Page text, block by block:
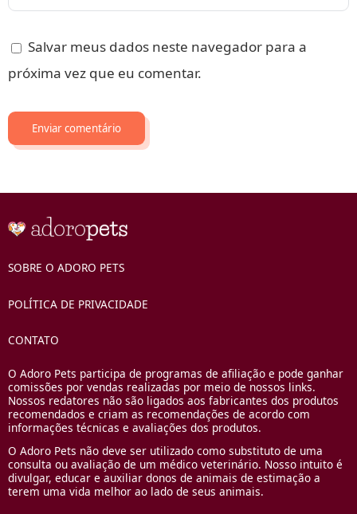
Salvar meus dados neste navegador para a
próxima vez que eu comentar.
SOBRE O ADORO PETS
POLÍTICA DE PRIVACIDADE
CONTATO
O Adoro Pets participa de programas de afiliação e pode ganhar
comissões por vendas realizadas por meio de nossos links.
Nossos redatores não são ligados aos fabricantes dos produtos
recomendados e criam as recomendações de acordo com
informações técnicas e avaliações dos produtos.
O Adoro Pets não deve ser utilizado como substituto de uma
consulta ou avaliação de um médico veterinário. Nosso intuito é
divulgar, educar e auxiliar donos de animais de estimação a
terem uma vida melhor ao lado de seus animais.